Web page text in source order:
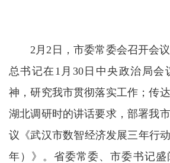
2月2日，市委常委会召开会
总书记在1月30日中央政治局会
神，研究我市贯彻落实工作；传
湖北调研时的讲话要求，部署我
议《武汉市数智经济发展三年行
年）》。省委常委、市委书记